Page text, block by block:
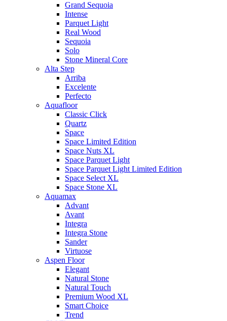
Grand Sequoia
Intense
Parquet Light
Real Wood
Sequoia
Solo
Stone Mineral Core
Alta Step
Arriba
Excelente
Perfecto
Aquafloor
Classic Click
Quartz
Space
Space Limited Edition
Space Nuts XL
Space Parquet Light
Space Parquet Light Limited Edition
Space Select XL
Space Stone XL
Aquamax
Advant
Avant
Integra
Integra Stone
Sander
Virtuose
Aspen Floor
Elegant
Natural Stone
Natural Touch
Premium Wood XL
Smart Choice
Trend